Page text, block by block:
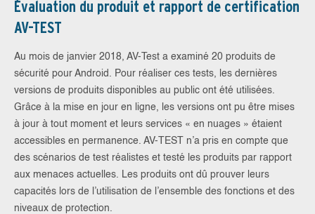
Évaluation du produit et rapport de certification
AV-TEST
Au mois de janvier 2018, AV-Test a examiné 20 produits de
sécurité pour Android. Pour réaliser ces tests, les dernières
versions de produits disponibles au public ont été utilisées.
Grâce à la mise en jour en ligne, les versions ont pu être mises
à jour à tout moment et leurs services « en nuages » étaient
accessibles en permanence. AV-TEST n’a pris en compte que
des scénarios de test réalistes et testé les produits par rapport
aux menaces actuelles. Les produits ont dû prouver leurs
capacités lors de l’utilisation de l’ensemble des fonctions et des
niveaux de protection.